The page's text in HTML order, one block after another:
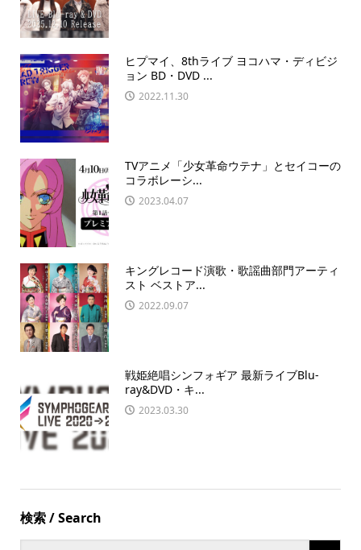
ヒプマイ、8thライブ ヨコハマ・ディビジ
ョン BD・DVD ...
2022.11.30
TVアニメ「少女革命ウテナ」とセイコーの
コラボレーシ...
2023.04.07
キングレコード演歌・歌謡曲部門アーティ
スト ベストア...
2022.09.07
戦姫絶唱シンフォギア 最新ライブBlu-
ray&DVD・キ...
2023.03.30
検索 / Search